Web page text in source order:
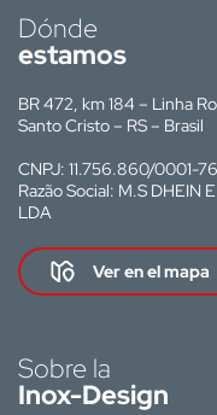
Dónde
estamos
BR 472, km 184 – Linha
Santo Cristo – RS – Brasil
CNPJ: 11.756.860/0001-76
Razão Social: M.S DHEIN
LDA
Ver en el mapa
Sobre la
Inox-Design